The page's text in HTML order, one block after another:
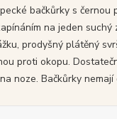
bačkůrky s černou
na jeden suchý
prodyšný plátěný
proti okopu.
noze. Bačkůrky nemají